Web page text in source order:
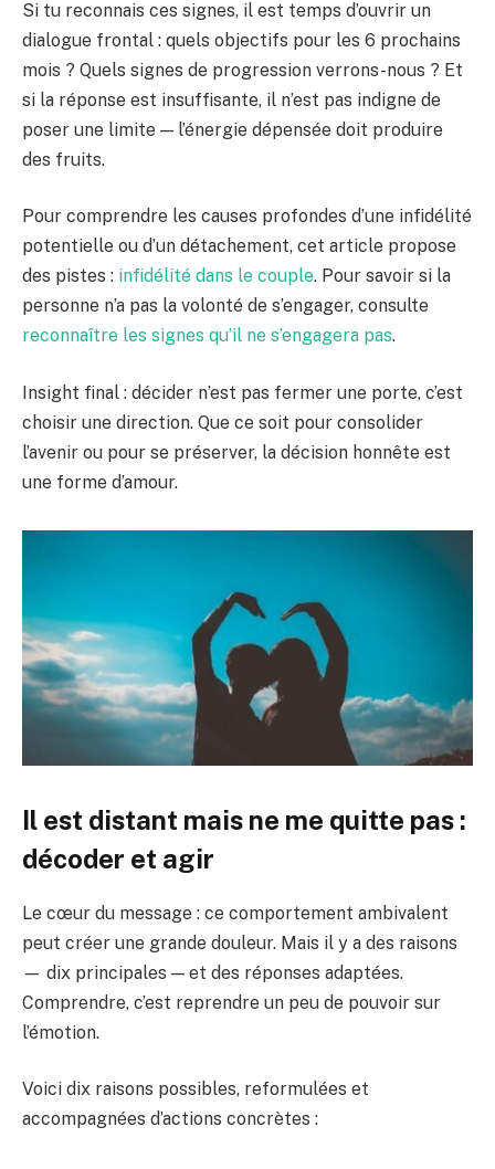
Si tu reconnais ces signes, il est temps d’ouvrir un
dialogue frontal : quels objectifs pour les 6 prochains
mois ? Quels signes de progression verrons-nous ? Et
si la réponse est insuffisante, il n’est pas indigne de
poser une limite — l’énergie dépensée doit produire
des fruits.
Pour comprendre les causes profondes d’une infidélité
potentielle ou d’un détachement, cet article propose
des pistes : infidélité dans le couple. Pour savoir si la
personne n’a pas la volonté de s’engager, consulte
reconnaître les signes qu’il ne s’engagera pas.
Insight final : décider n’est pas fermer une porte, c’est
choisir une direction. Que ce soit pour consolider
l’avenir ou pour se préserver, la décision honnête est
une forme d’amour.
Il est distant mais ne me quitte pas :
décoder et agir
Le cœur du message : ce comportement ambivalent
peut créer une grande douleur. Mais il y a des raisons
— dix principales — et des réponses adaptées.
Comprendre, c’est reprendre un peu de pouvoir sur
l’émotion.
Voici dix raisons possibles, reformulées et
accompagnées d’actions concrètes :